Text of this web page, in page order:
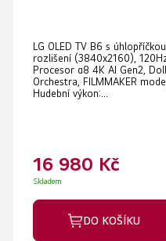
hodnocení
produktu
je
5
hvězdiček.
LG OLED TV B6 s
rozlišení (3840x2160),
Procesor α8 4K AI Gen2,
Orchestra, FILMMAKER
Hudební výkon:...
16 980 Kč
Skladem
DO KOŠÍKU